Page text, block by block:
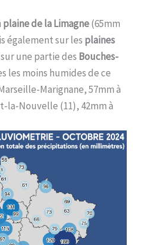
plaine de la Limagne(65mm
également sur les plaines
une partie des Bouches-
les moins humides de ce
Marignane, 57mm à
la-Nouvelle (11), 42mm à